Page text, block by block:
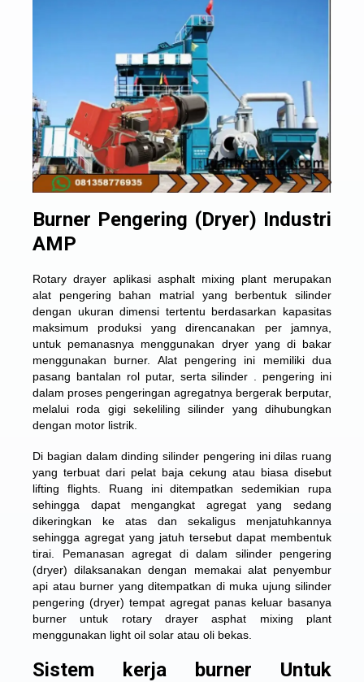
Burner Pengering (Dryer) Industri
AMP
Rotary drayer aplikasi asphalt mixing plant merupakan
alat pengering bahan matrial yang berbentuk silinder
dengan ukuran dimensi tertentu berdasarkan kapasitas
maksimum produksi yang direncanakan per jamnya,
untuk pemanasnya menggunakan dryer yang di bakar
menggunakan burner. Alat pengering ini memiliki dua
pasang bantalan rol putar, serta silinder . pengering ini
dalam proses pengeringan agregatnya bergerak berputar,
melalui roda gigi sekeliling silinder yang dihubungkan
dengan motor listrik.
Di bagian dalam dinding silinder pengering ini dilas ruang
yang terbuat dari pelat baja cekung atau biasa disebut
lifting flights. Ruang ini ditempatkan sedemikian rupa
sehingga dapat mengangkat agregat yang sedang
dikeringkan ke atas dan sekaligus menjatuhkannya
sehingga agregat yang jatuh tersebut dapat membentuk
tirai. Pemanasan agregat di dalam silinder pengering
(dryer) dilaksanakan dengan memakai alat penyembur
api atau burner yang ditempatkan di muka ujung silinder
pengering (dryer) tempat agregat panas keluar basanya
burner untuk rotary drayer asphat mixing plant
menggunakan light oil solar atau oli bekas.
Sistem kerja burner Untuk